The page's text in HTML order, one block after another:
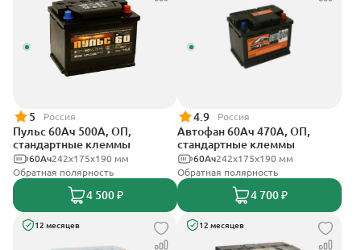
5 Россия
Пульс 60Ач 500А, ОП,
стандартные клеммы
242x175x190 мм
60Ач
Обратная полярность
4 500 ₽
4.9 Россия
Автофан 60Ач 470А, ОП,
стандартные клеммы
242х175х190 мм
60Ач
Обратная полярность
4 700 ₽
12 месяцев 12 месяцев